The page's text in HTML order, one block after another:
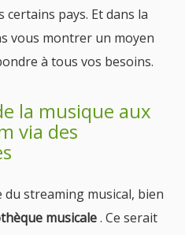
pays. Et dans la
vous montrer un moyen
à tous vos besoins.
la musique aux
via des
streaming musical, bien
musicale. Ce serait